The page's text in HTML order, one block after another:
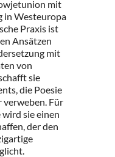
mit
in Westeuropa
Praxis ist
Ansätzen
mit
von
sie
die Poesie
Für
sie einen
der den